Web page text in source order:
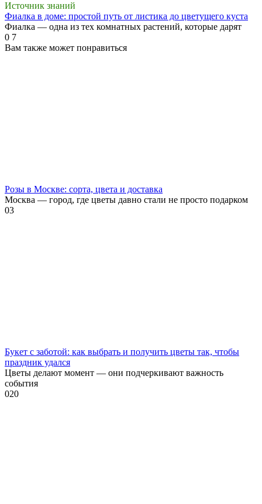
Источник знаний
Фиалка в доме: простой путь от листика до цветущего куста
Фиалка — одна из тех комнатных растений, которые дарят
0 7
Вам также может понравиться
Розы в Москве: сорта, цвета и доставка
Москва — город, где цветы давно стали не просто подарком
03
Букет с заботой: как выбрать и получить цветы так, чтобы
праздник удался
Цветы делают момент — они подчеркивают важность
события
020